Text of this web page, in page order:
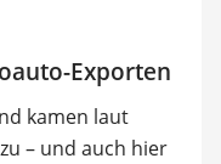
Exporten
kamen laut
– und auch hier